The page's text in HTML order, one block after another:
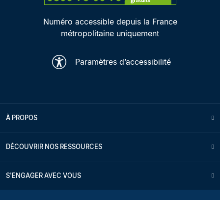
Numéro accessible depuis la France
métropolitaine uniquement
Paramètres d’accessibilité
À PROPOS
DÉCOUVRIR NOS RESSOURCES
S'ENGAGER AVEC VOUS